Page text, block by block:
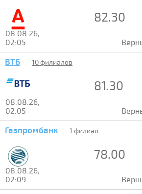
82.30
08.08.26,
02:05
ВТБ 10 филиалов
81.30
08.08.26,
02:05
Газпромбанк 1 филиал
78.00
08.08.26,
02:09